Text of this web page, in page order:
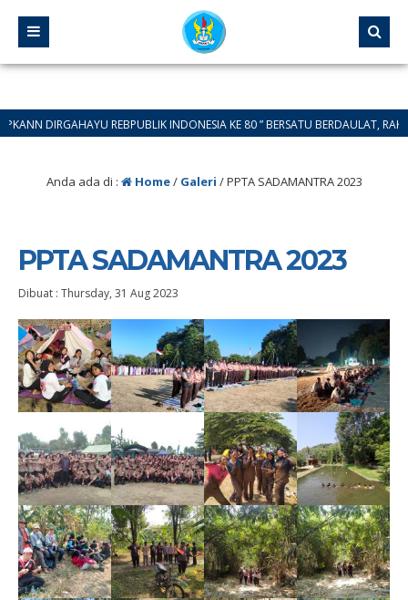
REBPUBLIK INDONESIA KE 80 ” BERSATU BERDAULAT, RAKYAT
Anda ada di : Home/ Galeri /PPTA SADAMANTRA 2023
PPTA SADAMANTRA 2023
Dibuat : Thursday, 31 Aug 2023